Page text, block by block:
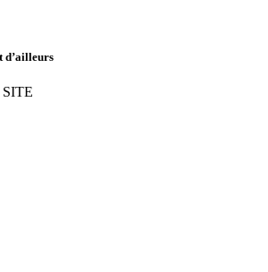
d’ailleurs